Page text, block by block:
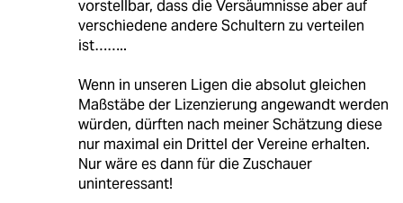
vorstellbar, dass die Versäumnisse aber auf
verschiedene andere Schultern zu verteilen
ist……..
Wenn in unseren Ligen die absolut gleichen
Maßstäbe der Lizenzierung angewandt werden
würden, dürften nach meiner Schätzung diese
nur maximal ein Drittel der Vereine erhalten.
Nur wäre es dann für die Zuschauer
uninteressant!